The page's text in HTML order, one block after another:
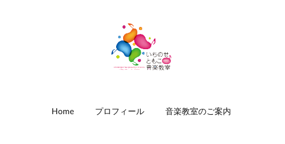
Home プロフィール 音楽教室のご案内